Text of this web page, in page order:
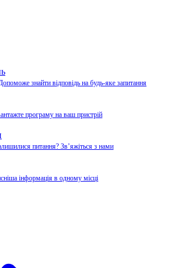
знайти відповідь на будь-яке запитання
програму на ваш пристрій
питання? Зв’яжіться з нами
інформація в одному місці